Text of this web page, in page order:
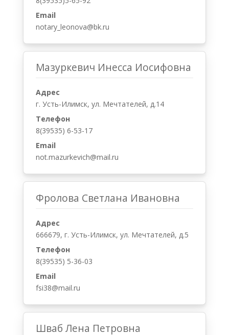
Email
notary_leonova@bk.ru
Мазуркевич Инесса Иосифовна
Адрес
г. Усть-Илимск, ул. Мечтателей, д.14
Телефон
8(39535) 6-53-17
Email
not.mazurkevich@mail.ru
Фролова Светлана Ивановна
Адрес
666679, г. Усть-Илимск, ул. Мечтателей, д.5
Телефон
8(39535) 5-36-03
Email
fsi38@mail.ru
Шваб Лена Петровна